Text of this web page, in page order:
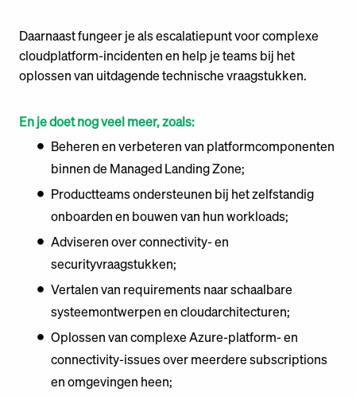
Daarnaast fungeer je als escalatiepunt voor complexe
cloudplatform-incidenten en help je teams bij het
oplossen van uitdagende technische vraagstukken.
En je doet nog veel meer, zoals:
Beheren en verbeteren van platformcomponenten
binnen de Managed Landing Zone;
Productteams ondersteunen bij het zelfstandig
onboarden en bouwen van hun workloads;
Adviseren over connectivity- en
securityvraagstukken;
Vertalen van requirements naar schaalbare
systeemontwerpen en cloudarchitecturen;
Oplossen van complexe Azure-platform- en
connectivity-issues over meerdere subscriptions
en omgevingen heen;